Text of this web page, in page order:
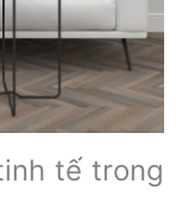
tế trong